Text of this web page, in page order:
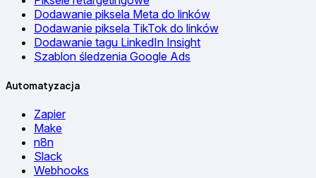
Dodawanie piksela Meta do linków
Dodawanie piksela TikTok do linków
Dodawanie tagu LinkedIn Insight
Szablon śledzenia Google Ads
Automatyzacja
Zapier
Make
n8n
Slack
Webhooks